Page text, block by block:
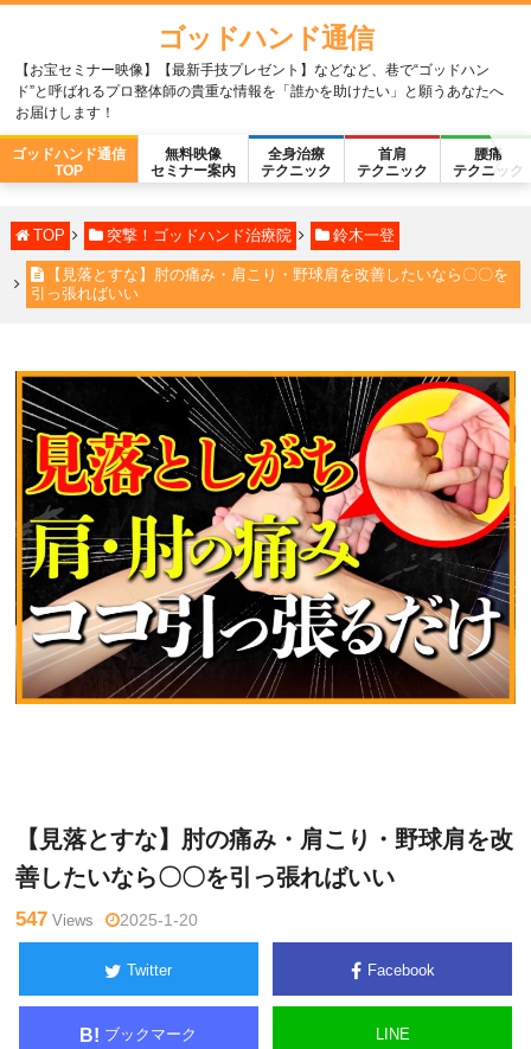
ゴッドハンド通信
【お宝セミナー映像】【最新手技プレゼント】などなど、巷で“ゴッドハン
ド”と呼ばれるプロ整体師の貴重な情報を「誰かを助けたい」と願うあなたへ
お届けします！
ゴッドハンド通信
TOP
無料映像
セミナー案内
全身治療
テクニック
首肩
テクニック
腰痛
テクニック
TOP 突撃！ゴッドハンド治療院 鈴木一登
【見落とすな】肘の痛み・肩こり・野球肩を改善したいなら〇〇を
引っ張ればいい
【見落とすな】肘の痛み・肩こり・野球肩を改
善したいなら〇〇を引っ張ればいい
547 Views 2025-1-20
Twitter Facebook
B! ブックマーク LINE